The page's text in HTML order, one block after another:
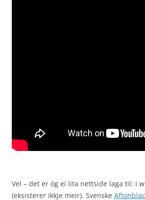
Vel – det er òg ei lita nettside laga til: I
(eksisterer ikkje meir). Svenske